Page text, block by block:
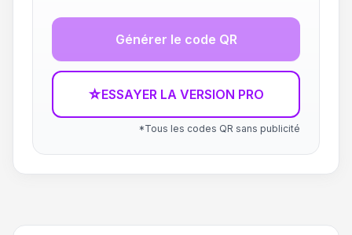
Générer le code QR
☆ESSAYER LA VERSION PRO
*Tous les codes QR sans publicité